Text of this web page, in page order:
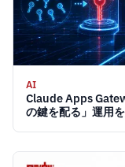
AI
Claude Apps
の鍵を配る」運用